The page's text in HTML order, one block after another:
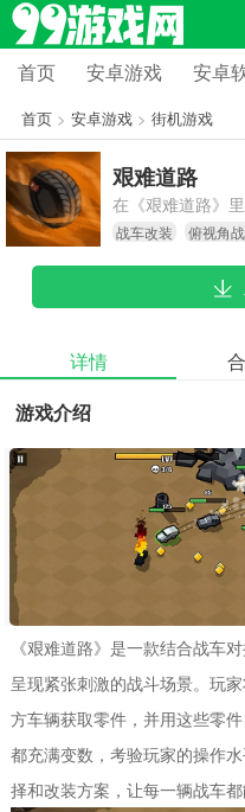
首页 安卓游戏 安卓
首页> 安卓游戏> 街机游戏
艰难道路
在《艰难道路》
对抗的结合设计
擎呈现的破坏效
玩家能在战斗中
空间，部分传奇
单局时长，也让
得格外适配。
战车改装 俯视角
详情
游戏介绍
《艰难道路》是一款结合战车
呈现紧张刺激的战斗场景。玩
方车辆获取零件，并用这些零
都充满变数，考验玩家的操作
择和改装方案，让每一辆战车都